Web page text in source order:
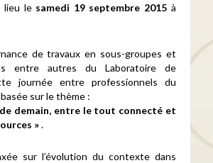
lieu le samedi 19 septembre 2015à
de travaux en sous-groupes et
entre autres du Laboratoire de
journée entre professionnels du
sur le thème :
de demain, entre le tout connecté et
».
sur l’évolution du contexte dans